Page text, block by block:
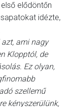
elődöntőn
idézte,
ami nagy
Klopptól, de
Ez olyan,
szellemű
kényszerülünk,